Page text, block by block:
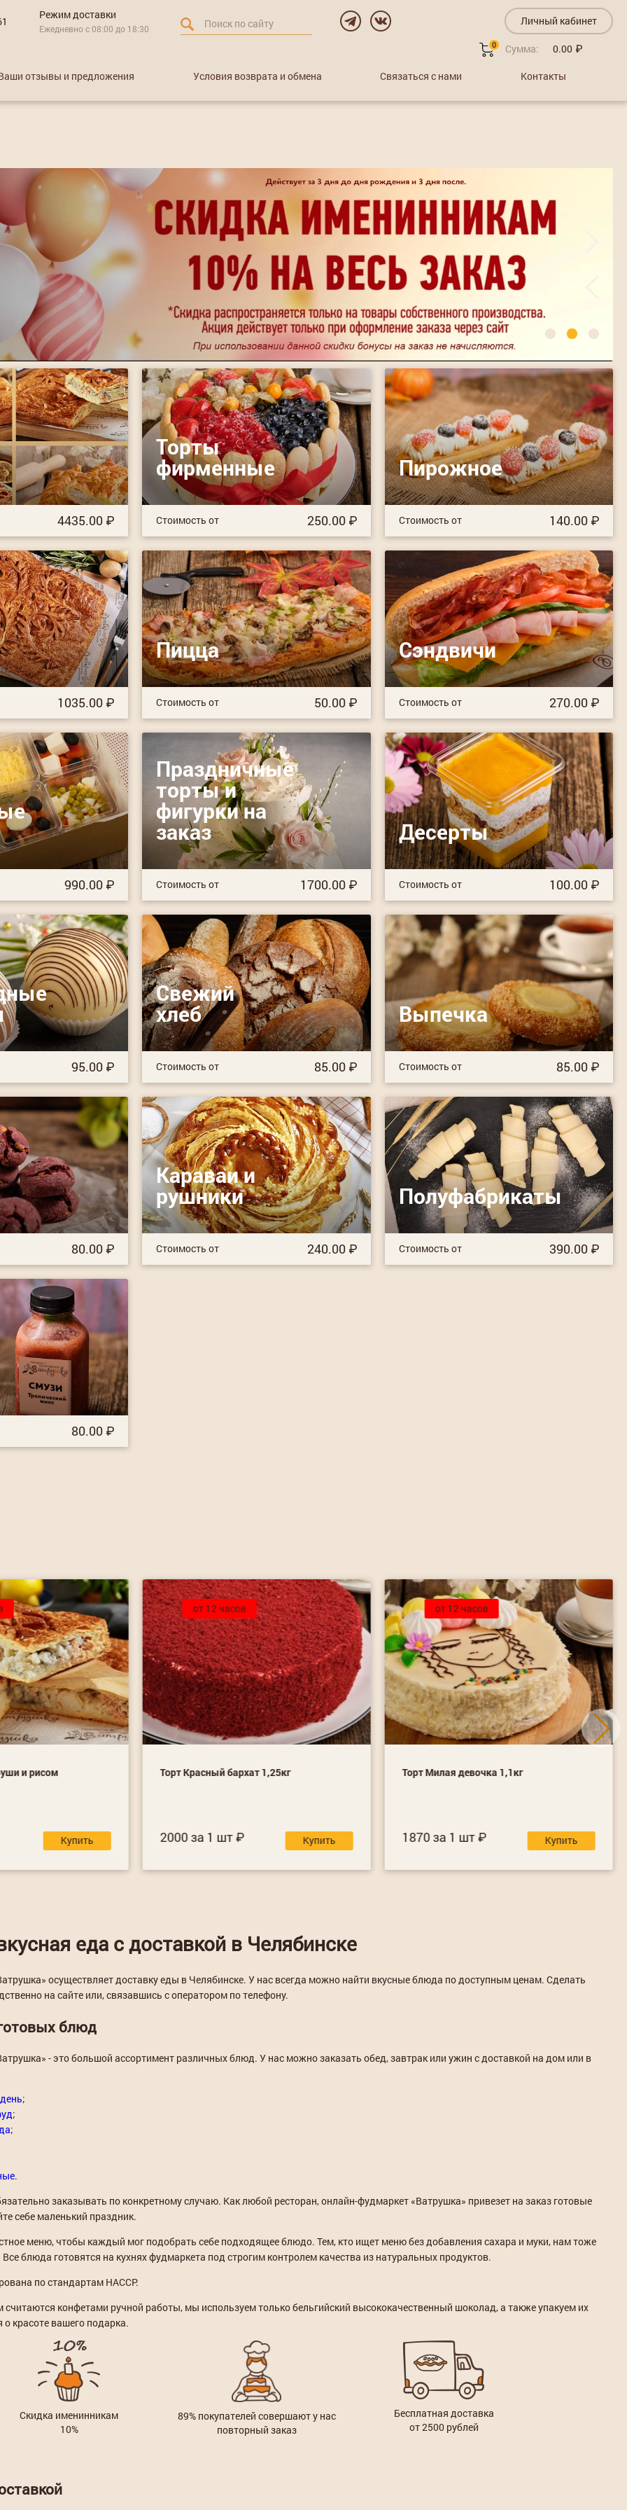
Режим доставки
Ежедневно с 08:00 до 18:30
Личный кабинет
0 Сумма: 0.00
отзывы и предложения Условия возврата и обмена Связаться с нами Контакты
4435.00
Торты
фирменные
Стоимость от 250.00
Пирожное
Стоимость от 140.00
1035.00
Пицца
Стоимость от 50.00
Сэндвичи
Стоимость от 270.00
990.00
Праздничные
торты и
фигурки на
заказ
Стоимость от 1700.00
Десерты
Стоимость от 100.00
95.00
Свежий
хлеб
Стоимость от 85.00
Выпечка
Стоимость от 85.00
80.00
Караваи и
рушники
Стоимость от 240.00
Полуфабрикаты
Стоимость от 390.00
80.00
и рисом
Купить
от 12 часов
Торт Красный бархат 1,25кг
2000 за 1 шт Купить
от 12 часов
Торт Милая девочка 1,1кг
1870 за 1 шт Купить
еда с доставкой в Челябинске
осуществляет доставку еды в Челябинске. У нас всегда можно найти вкусные блюда по доступным ценам. Сделать
на сайте или, связавшись с оператором по телефону.
блюд
- это большой ассортимент различных блюд. У нас можно заказать обед, завтрак или ужин с доставкой на дом или в
;
;
;
.
заказывать по конкретному случаю. Как любой ресторан, онлайн-фудмаркет «Ватрушка» привезет на заказ готовые
себе маленький праздник.
меню, чтобы каждый мог подобрать себе подходящее блюдо. Тем, кто ищет меню без добавления сахара и муки, нам тоже
блюда готовятся на кухнях фудмаркета под строгим контролем качества из натуральных продуктов.
по стандартам HACCP.
конфетами ручной работы, мы используем только бельгийский высококачественный шоколад, а также упакуем их
о красоте вашего подарка.
Скидка именинникам
10%
89%покупателей совершают у нас
повторный заказ
Бесплатная доставка
от 2500 рублей